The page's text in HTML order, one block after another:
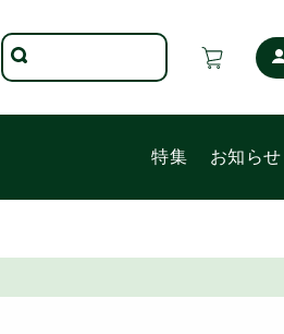
ー
特集 お知らせ